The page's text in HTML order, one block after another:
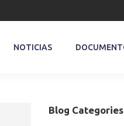
NOTICIAS
Blog Categories